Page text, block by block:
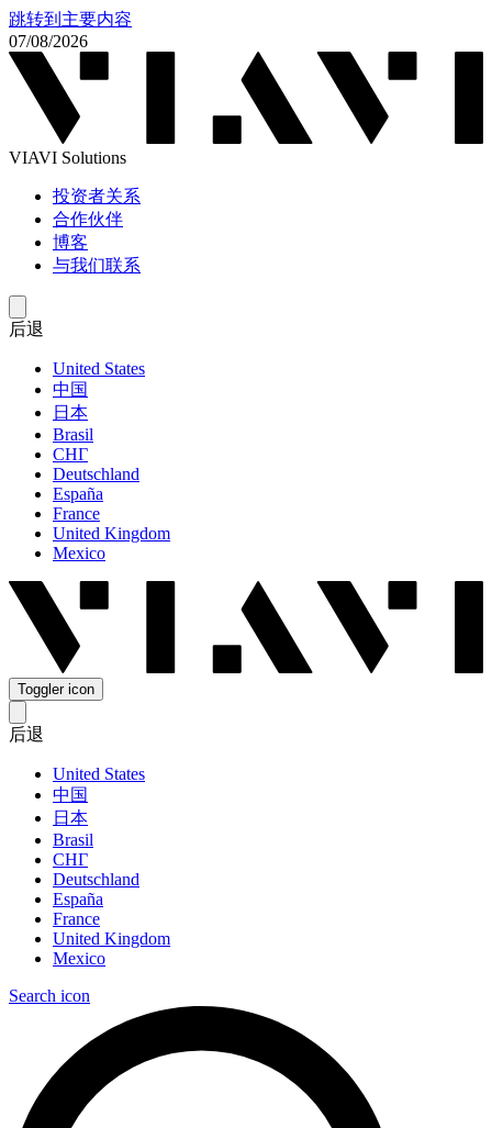
跳转到主要内容
07/08/2026
VIAVI Solutions
投资者关系
合作伙伴
博客
与我们联系
后退
United States
中国
日本
Brasil
СНГ
Deutschland
España
France
United Kingdom
Mexico
Toggler icon
后退
United States
中国
日本
Brasil
СНГ
Deutschland
España
France
United Kingdom
Mexico
Search icon